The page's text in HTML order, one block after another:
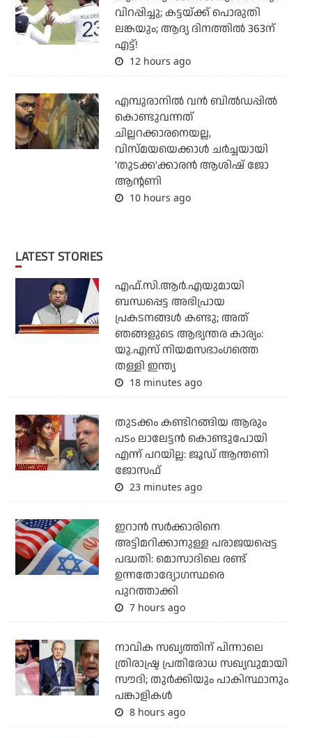
വിറപ്പിച്ചു; കട്ടയ്ക്ക് പൊരുതി
ലങ്കയും; ആദ്യ ദിനത്തില്‍ 363ന്
എട്ട്!
12 hours ago
എമ്പുരാനില്‍ വന്‍ ബില്‍ഡപ്പില്‍
കൊണ്ടുവന്നത്
ചില്ലറക്കാരനെയല്ല,
വിസ്മയയെക്കാള്‍ ചര്‍ച്ചയായി
'തുടക്ക'ക്കാരന്‍ ആശിഷ് ജോ
ആന്റണി
10 hours ago
LATEST STORIES
എഫ്.സി.ആര്‍.എയുമായി
ബന്ധപ്പെട്ട അഭിപ്രായ
പ്രകടനങ്ങള്‍ കണ്ടു; അത്
ഞങ്ങളുടെ ആഭ്യന്തര കാര്യം:
യു.എസ് നിയമസഭാംഗത്തെ
തള്ളി ഇന്ത്യ
18 minutes ago
തുടക്കം കണ്ടിറങ്ങിയ ആരും
പടം ലാലേട്ടൻ കൊണ്ടുപോയി
എന്ന് പറയില്ല: ജൂഡ് ആന്തണി
ജോസഫ്
23 minutes ago
ഇറാന്‍ സര്‍ക്കാരിനെ
അട്ടിമറിക്കാനുള്ള പരാജയപ്പെട്ട
പദ്ധതി: മൊസാദിലെ രണ്ട്
ഉന്നതോദ്യോഗസ്ഥരെ
പുറത്താക്കി
7 hours ago
നാവിക സഖ്യത്തിന് പിന്നാലെ
ത്രിരാഷ്ട്ര പ്രതിരോധ സഖ്യവുമായി
സൗദി; തുര്‍ക്കിയും പാകിസ്ഥാനും
പങ്കാളികള്‍
8 hours ago